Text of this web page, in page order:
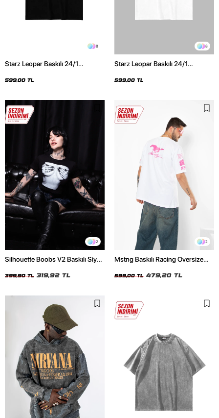
8
Starz Leopar Baskılı 24/1
599,00 TL
8
Starz Leopar Baskılı 24/1
599,00 TL
2
Silhouette Boobs V2 Baskılı Siyah
399,90 TL 319,92 TL
2
Mstng Baskılı Racing Oversize
599,00 TL 479,20 TL